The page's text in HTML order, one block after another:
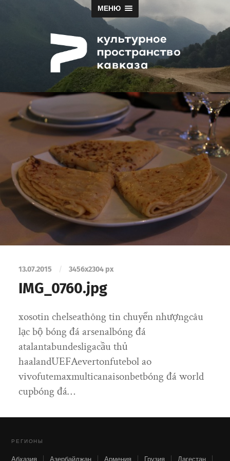
МЕНЮ
13.07.2015 / 3456x2304 px
IMG_0760.jpg
xosotin chelseathông tin chuyển nhượngcâu
lạc bộ bóng đá arsenalbóng đá
atalantabundesligacầu thủ
haalandUEFAevertonfutebol ao
vivofutemaxmulticanaisonbetbóng đá world
cupbóng đá…
РЕГИОНЫ
Абхазия Азербайджан Армения Грузия Дагестан